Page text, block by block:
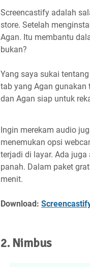
Screencastify adalah
store. Setelah
Agan. Itu membantu
bukan?
Yang saya sukai
tab yang Agan gunakan
dan Agan siap untuk
Ingin merekam audio
menemukan opsi
terjadi di layar. Ada
panah. Dalam paket
menit.
Download:
2. Nimbus